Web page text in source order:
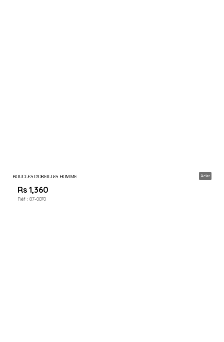
Acier
BOUCLES D'OREILLES HOMME
Rs 1,360
Réf : 87-0070